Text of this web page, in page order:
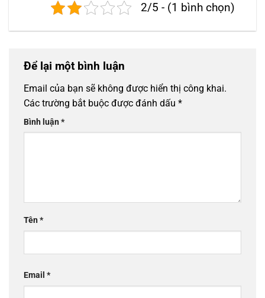
2/5 - (1 bình chọn)
Để lại một bình luận
Email của bạn sẽ không được hiển thị công khai.
Các trường bắt buộc được đánh dấu *
Bình luận*
Tên*
Email *